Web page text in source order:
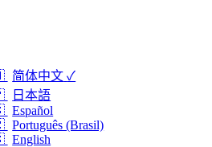
简体中文 ✓
日本語
Español
Português (Brasil)
English